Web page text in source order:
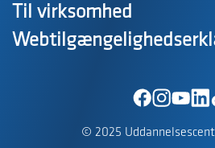
Til virksomhed
© 2025